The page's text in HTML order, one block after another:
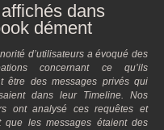
dans
dément
d’utilisateurs a évoqué des
concernant ce qu’ils
être des messages privés qui
dans leur Timeline. Nos
ont analysé ces requêtes et
que les messages étaient des